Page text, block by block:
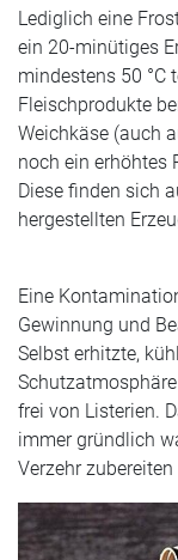
Lediglich eine
ein 20-minütiges
mindestens 50 °C
Fleischprodukte
Weichkäse (auch
noch ein erhöhtes
Diese finden sich
hergestellten
Eine
Gewinnung und
Selbst erhitzte,
frei von Listerien.
immer gründlich
Verzehr